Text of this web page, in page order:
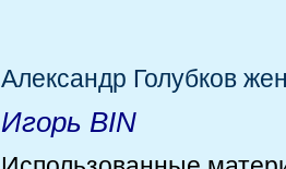
Александр Голубков
Игорь BIN